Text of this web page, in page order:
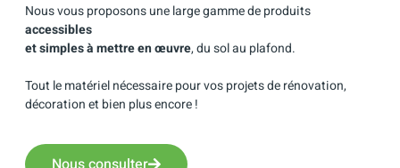
Nous vous proposons une large gamme de produits
accessibles
et simples à mettre en œuvre, du sol au plafond.
Tout le matériel nécessaire pour vos projets de rénovation,
décoration et bien plus encore !